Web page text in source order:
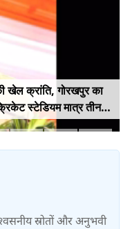
खेल क्रांति, गोरखपुर का
स्टेडियम मात्र तीन
तैयार
स्रोतों और अनुभवी